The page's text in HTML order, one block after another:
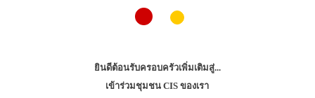
ยินดีต้อนรับครอบครัวเพิ่มเติมสู่...
เข้าร่วมชุมชน CIS ของเรา